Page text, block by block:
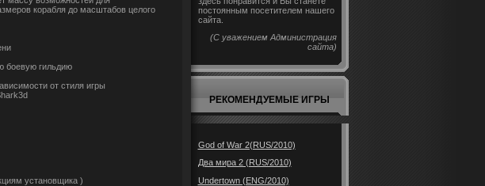
корабля до масштабов целого
боевую гильдию
от стиля игры
установщика )
постоянным посетителем нашего
сайта.
(С уважением Администрация
сайта)
РЕКОМЕНДУЕМЫЕ ИГРЫ
God of War 2(RUS/2010)
Два мира 2 (RUS/2010)
Undertown (ENG/2010)